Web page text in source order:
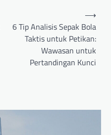
6 Tip Analisis Sepak Bola
Taktis untuk Petikan:
Wawasan untuk
Pertandingan Kunci
⟶